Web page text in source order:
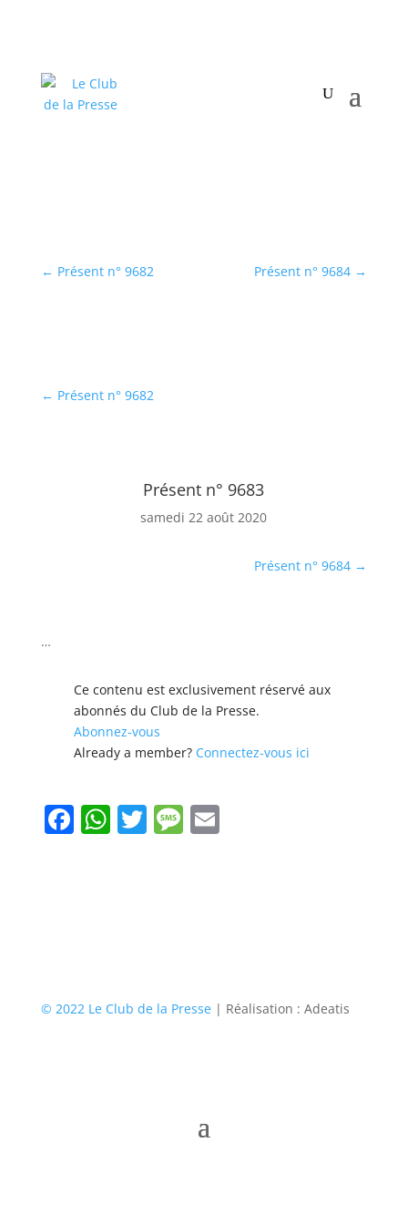
← Présent n° 9682 Présent n° 9684 →
← Présent n° 9682
Présent n° 9683
samedi 22 août 2020
Présent n° 9684 →
…
Ce con­tenu est exclu­sive­ment réservé aux
abon­nés du Club de la Presse.
Abon­nez-vous
Already a mem­ber? Con­nectez-vous ici
Facebook
WhatsApp
TwitterMessage
Email
© 2022 Le Club de la Presse| Réalisation : Adeatis